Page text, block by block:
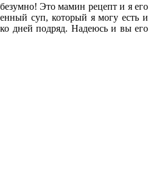
Это мамин рецепт и я его
суп, который я могу есть и
дней подряд. Надеюсь и вы его